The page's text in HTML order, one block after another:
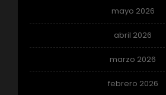
mayo 2026
abril 2026
marzo 2026
febrero 2026